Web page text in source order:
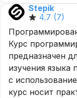
Stepik
4.7 (7)
Курс
предназначен
изучения языка
с
курс носит